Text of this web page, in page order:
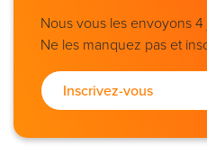
Nous vous les envoyons
Ne les manquez pas et
Inscrivez-vous